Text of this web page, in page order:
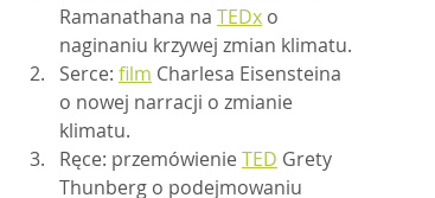
Ramanathana na TEDx o
naginaniu krzywej zmian klimatu.
Serce: film Charlesa Eisensteina
o nowej narracji o zmianie
klimatu.
Ręce: przemówienie TED Grety
Thunberg o podejmowaniu